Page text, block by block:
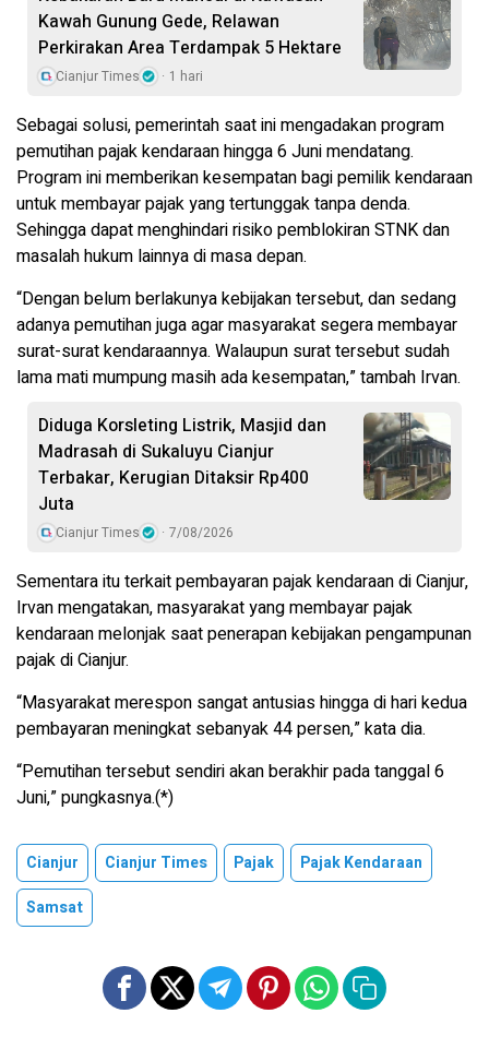
Kawah Gunung Gede, Relawan
Perkirakan Area Terdampak 5 Hektare
Cianjur Times 1 hari
Sebagai solusi, pemerintah saat ini mengadakan program
pemutihan pajak kendaraan hingga 6 Juni mendatang.
Program ini memberikan kesempatan bagi pemilik kendaraan
untuk membayar pajak yang tertunggak tanpa denda.
Sehingga dapat menghindari risiko pemblokiran STNK dan
masalah hukum lainnya di masa depan.
“Dengan belum berlakunya kebijakan tersebut, dan sedang
adanya pemutihan juga agar masyarakat segera membayar
surat-surat kendaraannya. Walaupun surat tersebut sudah
lama mati mumpung masih ada kesempatan,” tambah Irvan.
Diduga Korsleting Listrik, Masjid dan
Madrasah di Sukaluyu Cianjur
Terbakar, Kerugian Ditaksir Rp400
Juta
Cianjur Times 7/08/2026
Sementara itu terkait pembayaran pajak kendaraan di Cianjur,
Irvan mengatakan, masyarakat yang membayar pajak
kendaraan melonjak saat penerapan kebijakan pengampunan
pajak di Cianjur.
“Masyarakat merespon sangat antusias hingga di hari kedua
pembayaran meningkat sebanyak 44 persen,” kata dia.
“Pemutihan tersebut sendiri akan berakhir pada tanggal 6
Juni,” pungkasnya.(*)
Cianjur Cianjur Times Pajak
Pajak Kendaraan
Samsat